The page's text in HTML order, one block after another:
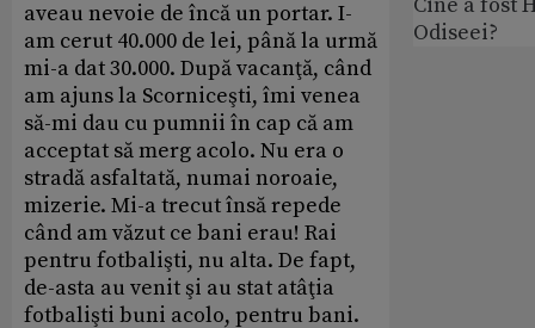
aveau nevoie de încă un portar. I-
am cerut 40.000 de lei, până la urmă
mi-a dat 30.000. După vacanţă, când
am ajuns la Scorniceşti, îmi venea
să-mi dau cu pumnii în cap că am
acceptat să merg acolo. Nu era o
stradă asfaltată, numai noroaie,
mizerie. Mi-a trecut însă repede
când am văzut ce bani erau! Rai
pentru fotbalişti, nu alta. De fapt,
de-asta au venit şi au stat atâţia
fotbalişti buni acolo, pentru bani.
Odiseei?